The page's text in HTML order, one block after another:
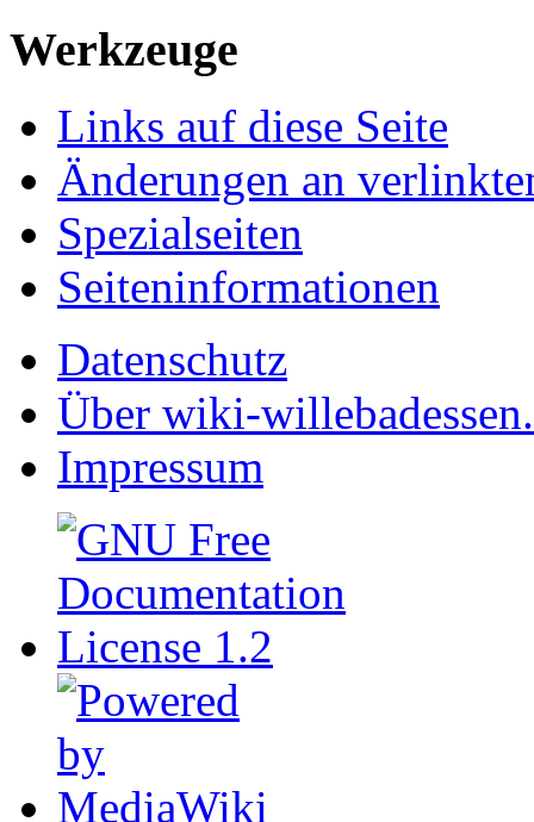
Werkzeuge
Links auf diese Seite
Änderungen an
Spezialseiten
Seiten­informationen
Datenschutz
Über wiki-
Impressum